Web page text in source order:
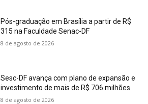
Pós-graduação em Brasília a partir de R$
315 na Faculdade Senac-DF
8 de agosto de 2026
Sesc-DF avança com plano de expansão e
investimento de mais de R$ 706 milhões
8 de agosto de 2026